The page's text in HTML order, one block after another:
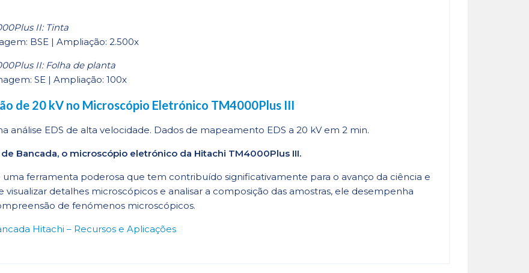
II: Tinta
BSE | Ampliação: 2.500x
II: Folha de planta
SE | Ampliação: 100x
de 20 kV no Microscópio Eletrónico TM4000Plus III
análise EDS de alta velocidade. Dados de mapeamento EDS a 20 kV em 2 min.
Bancada, o microscópio eletrónico da Hitachi TM4000Plus III.
ferramenta poderosa que tem contribuído significativamente para o avanço da ciência e
detalhes microscópicos e analisar a composição das amostras, ele desempenha
de fenómenos microscópicos.
Hitachi – Recursos e Aplicações